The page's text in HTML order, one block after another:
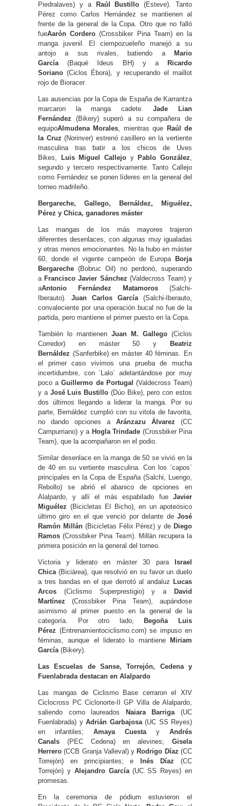
Piedralaves) y a
Raúl Bustillo (Esteve). Tanto
Pérez como Carlos Hernández se mantienen al
frente de la general de la Copa. Otro que no falló
fueAarón Cordero (Crossbiker Pina Team) en la
manga juvenil. El ciempozueleño manejó a su
antojo a sus rivales, batiendo a
Mario
García(Baqué Ideus BH) y a
Ricardo
Soriano (Ciclos Ébora), y recuperando el maillot
rojo de Bioracer.
Las ausencias por la Copa de España de Karrantza
marcaron la manga cadete.Jade Lian
Fernández (Bikery) superó a su compañera de
equipoAlmudena Morales, mientras que Raúl de
la Cruz (Norinver) estrenó casillero en la vertiente
masculina tras batir a los chicos de Uves
Bikes,
Luis Miguel Callejo y Pablo González,
segundo y tercero respectivamente. Tanto Callejo
como Fernández se ponen líderes en la general del
torneo madrileño.
Bergareche, Gallego, Bernáldez, Miguélez,
Pérez y Chica, ganadores máster
Las mangas de los más mayores trajeron
diferentes desenlaces, con algunas muy igualadas
y otras menos emocionantes. No la hubo en máster
60, donde el vigente campeón de Europa Borja
Bergareche (Bobruc Oil) no perdonó, superando
a Francisco Javier Sánchez (Valdecross Team) y
aAntonio Fernández Matamoros (Salchi-
Iberauto). Juan Carlos García(Salchi-Iberauto,
convaleciente por una operación bucal no fue de la
partida, pero mantiene el primer puesto en la Copa.
También lo mantienen Juan M. Gallego (Ciclos
Corredor) en máster 50 y
Beatriz
Bernáldez (Sanferbike) en máster 40 féminas. En
el primer caso vivimos una prueba de mucha
incertidumbre, con ´Lalo´ adelantándose por muy
poco aGuillermo de Portugal (Valdecross Team)
y a José Luis Bustillo (Dúo Bike), pero con estos
dos últimos llegando a liderar la manga. Por su
parte, Bernáldez cumplió con su vitola de favorita,
no dando opciones a Aránzazu Álvarez (CC
Campurriano) y a Hogla Trindade (Crossbiker Pina
Team), que la acompañaron en el podio.
Similar desenlace en la manga de 50 se vivió en la
de 40 en su vertiente masculina. Con los ´capos´
principales en la Copa de España (Salchi, Luengo,
Rebollo) se abrió el abanico de opciones en
Alalpardo, y allí el más espabilado fue Javier
Miguélez (Bicicletas El Bicho), en un apoteósico
último giro en el que venció por delante de José
Ramón Millán(Bicicletas Félix Pérez) y de Diego
Ramos (Crossbiker Pina Team). Millán recupera la
primera posición en la general del torneo.
Victoria y liderato en máster 30 para
Israel
Chica(Biciárea), que resolvió en su favor un duelo
a tres bandas en el que derrotó al andaluz Lucas
Arcos (Ciclismo Superprestigio) y a
David
Martínez (Crossbiker Pina Team), aupándose
asimismo al primer puesto en la general de la
categoría. Por otro lado,
Begoña Luis
Pérez (Entrenamientociclismo.com) se impuso en
féminas, aunque el liderato lo mantiene
Miriam
García(Bikery).
Las Escuelas de Sanse, Torrejón, Cedena y
Fuenlabrada destacan en Alalpardo
Las mangas de Ciclismo Base cerraron el XIV
Ciclocross PC Ciclonorte-II GP Villa de Alalpardo,
saliendo como laureados
Naiara Barriga(UC
Fuenlabrada) y Adrián Garbajosa(UC SS Reyes)
en infantiles; Amaya Cuestay Andrés
Canals (PEC Cedena) en alevines; Gisela
Herrero (CCB Granja Valleval) y Rodrigo Díaz (CC
Torrejón) en principiantes; e
Inés Díaz (CC
Torrejón) y Alejandro García(UC SS Reyes) en
promesas.
En la ceremonia de pódium estuvieron el